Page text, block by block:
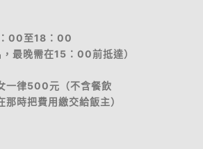
00至18：00
最晚需在15：00前抵達）
一律500元（不含餐飲
那時把費用繳交給飯主）